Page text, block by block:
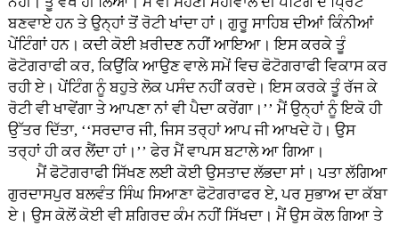
ਬਣਵਾਏ ਹਨ ਤੇ ਉਨ੍ਹਾਂ ਤੋਂ ਰੋਟੀ ਖਾਂਦਾ ਹਾਂ। ਗੁਰੂ ਸਾਹਿਬ ਦੀਆਂ ਕਿੰਨੀਆਂ
ਪੇਂਟਿੰਗਾਂ ਹਨ। ਕਦੀ ਕੋਈ ਖ਼ਰੀਦਣ ਨਹੀਂ ਆਇਆ। ਇਸ ਕਰਕੇ ਤੂੰ
ਫੋਟੋਗਰਾਫੀ ਕਰ, ਕਿਉਂਕਿ ਆਉਣ ਵਾਲੇ ਸਮੇਂ ਵਿਚ ਫੋਟੋਗਰਾਫੀ ਵਿਕਾਸ ਕਰ
ਰਹੀ ਏ। ਪੇਂਟਿੰਗ ਨੂੰ ਬਹੁਤੇ ਲੋਕ ਪਸੰਦ ਨਹੀਂ ਕਰਦੇ। ਇਸ ਕਰਕੇ ਤੂੰ ਰੱਜ ਕੇ
ਰੋਟੀ ਵੀ ਖਾਵੇਂਗਾ ਤੇ ਆਪਣਾ ਨਾਂ ਵੀ ਪੈਦਾ ਕਰੇਂਗਾ।’’ ਮੈਂ ਉਨ੍ਹਾਂ ਨੂੰ ਇਕੋ ਹੀ
ਉੱਤਰ ਦਿੱਤਾ, ‘‘ਸਰਦਾਰ ਜੀ, ਜਿਸ ਤਰ੍ਹਾਂ ਆਪ ਜੀ ਆਖਦੇ ਹੋ। ਉਸ
ਤਰ੍ਹਾਂ ਹੀ ਕਰ ਲੈਂਦਾ ਹਾਂ।’’ ਫੇਰ ਮੈਂ ਵਾਪਸ ਬਟਾਲੇ ਆ ਗਿਆ।
ਮੈਂ ਫੋਟੋਗਰਾਫੀ ਸਿੱਖਣ ਲਈ ਕੋਈ ਉਸਤਾਦ ਲੱਭਦਾ ਸਾਂ। ਪਤਾ ਲੱਗਿਆ
ਗੁਰਦਾਸਪੁਰ ਬਲਵੰਤ ਸਿੰਘ ਸਿਆਣਾ ਫੋਟੋਗਰਾਫਰ ਏ, ਪਰ ਸੁਭਾਅ ਦਾ ਕੱਬਾ
ਏ। ਉਸ ਕੋਲੋਂ ਕੋਈ ਵੀ ਸ਼ਗਿਰਦ ਕੰਮ ਨਹੀਂ ਸਿੱਖਦਾ। ਮੈਂ ਉਸ ਕੋਲ ਗਿਆ ਤੇ